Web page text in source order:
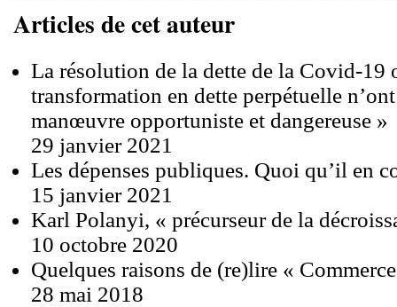
Articles de cet auteur
La résolution de la dette de la Covid-19
transformation en dette perpétuelle
manœuvre opportuniste et dangereuse »
29 janvier 2021
Les dépenses publiques. Quoi qu’il en
15 janvier 2021
Karl Polanyi, « précurseur de la
10 octobre 2020
Quelques raisons de (re)lire «
28 mai 2018